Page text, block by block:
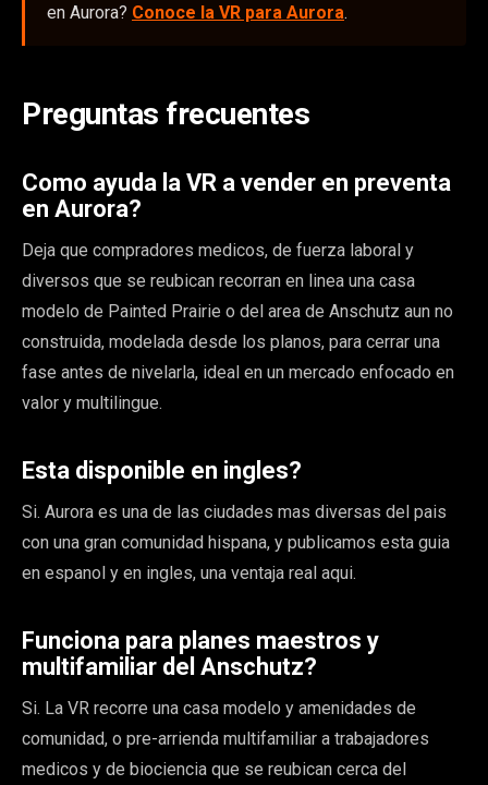
en Aurora? Conoce la VR para Aurora.
Preguntas frecuentes
Como ayuda la VR a vender en preventa
en Aurora?
Deja que compradores medicos, de fuerza laboral y
diversos que se reubican recorran en linea una casa
modelo de Painted Prairie o del area de Anschutz aun no
construida, modelada desde los planos, para cerrar una
fase antes de nivelarla, ideal en un mercado enfocado en
valor y multilingue.
Esta disponible en ingles?
Si. Aurora es una de las ciudades mas diversas del pais
con una gran comunidad hispana, y publicamos esta guia
en espanol y en ingles, una ventaja real aqui.
Funciona para planes maestros y
multifamiliar del Anschutz?
Si. La VR recorre una casa modelo y amenidades de
comunidad, o pre-arrienda multifamiliar a trabajadores
medicos y de biociencia que se reubican cerca del